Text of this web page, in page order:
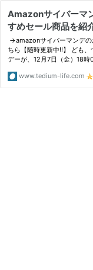
Amazonサイバーマ
すめセール商品を紹
ジ!?【随時更新】
→amazonサイバーマンデの
ちら【随時更新中!!】 ども
デーが、12月7日（金）18
www.tedium-life.com